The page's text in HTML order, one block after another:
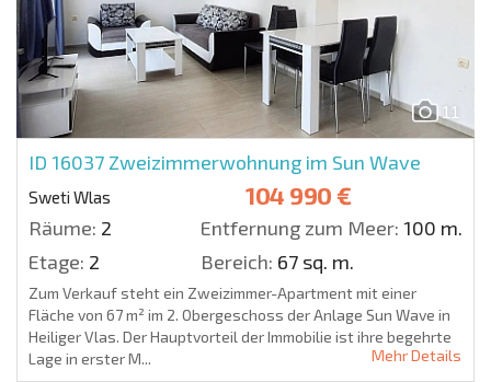
11
ID 16037 Zweizimmerwohnung im Sun Wave
Sweti Wlas 104 990 €
Räume: 2 Entfernung zum Meer: 100 m.
Etage: 2 Bereich: 67 sq. m.
Zum Verkauf steht ein Zweizimmer-Apartment mit einer
Fläche von 67 m² im 2. Obergeschoss der Anlage Sun Wave in
Heiliger Vlas. Der Hauptvorteil der Immobilie ist ihre begehrte
Lage in erster M...
Mehr Details